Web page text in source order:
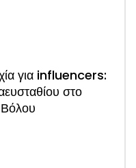
για influencers:
στο
του
Σκιάθου Άκη